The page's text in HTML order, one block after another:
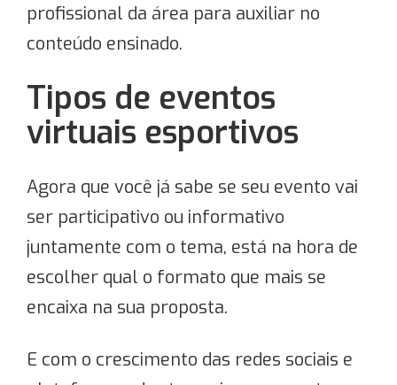
profissional da área para auxiliar no
conteúdo ensinado.
Tipos de eventos
virtuais esportivos
Agora que você já sabe se seu evento vai
ser participativo ou informativo
juntamente com o tema, está na hora de
escolher qual o formato que mais se
encaixa na sua proposta.
E com o crescimento das redes sociais e